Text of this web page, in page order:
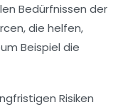
Bedürfnissen der
die helfen,
Beispiel die
Risiken